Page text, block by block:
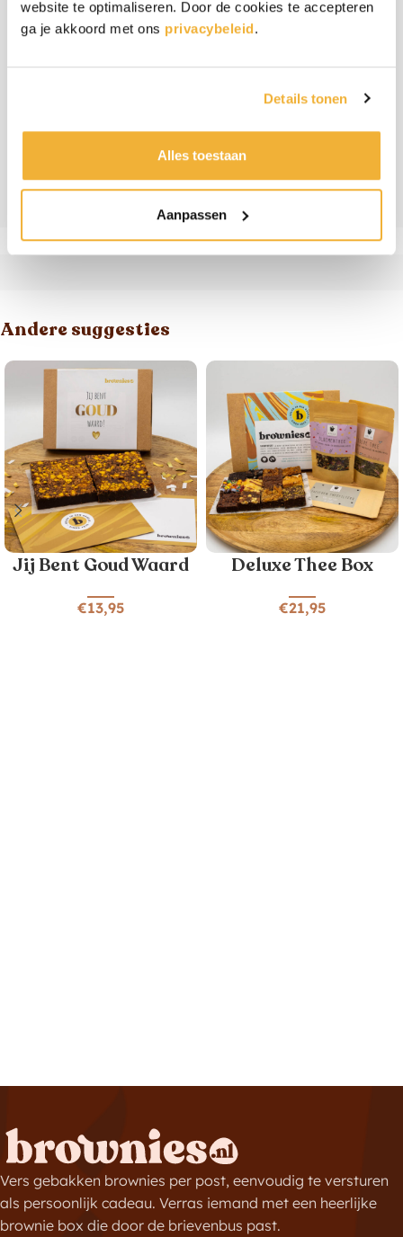
website te optimaliseren. Door de cookies te accepteren
ga je akkoord met ons privacybeleid.
Details tonen
Alles toestaan
Aanpassen
de brownies door de hoge temperatuur wat zacht
worden. Door ze even in de koelkast te zetten worden
Ingrediënten & allergenen
Beoordelingen
Andere suggesties
Jij Bent Goud Waard
€13,95
Deluxe Thee Box
€21,95
Vers gebakken brownies per post, eenvoudig te versturen
als persoonlijk cadeau. Verras iemand met een heerlijke
brownie box die door de brievenbus past.